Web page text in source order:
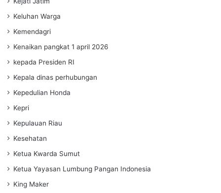
Keluhan Warga
Kemendagri
Kenaikan pangkat 1 april 2026
kepada Presiden RI
Kepala dinas perhubungan
Kepedulian Honda
Kepri
Kepulauan Riau
Kesehatan
Ketua Kwarda Sumut
Ketua Yayasan Lumbung Pangan Indonesia
King Maker